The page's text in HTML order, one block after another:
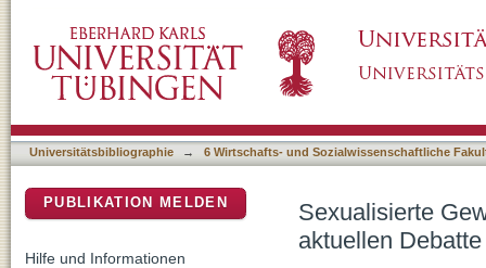
Universitätsbibliographie → 6 Wirtschafts- und Sozialwissenschaftliche
Sexualisierte
aktuellen Debatte
PUBLIKATION MELDEN
Hilfe und Informationen